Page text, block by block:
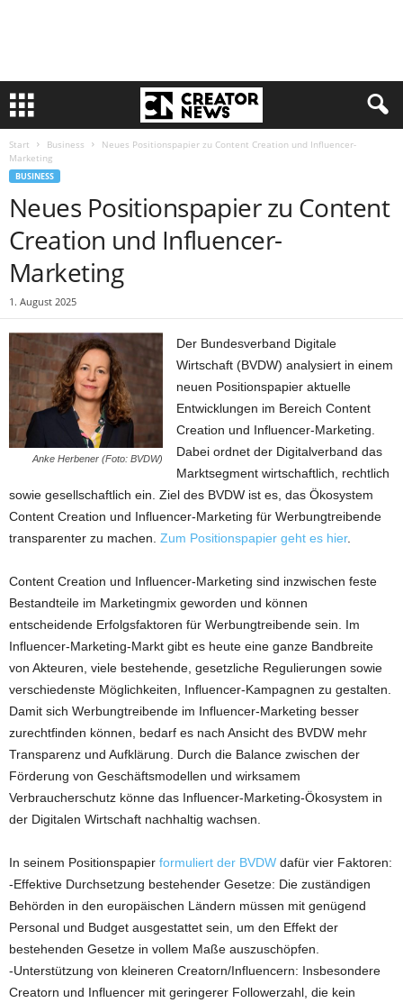
Start Business
Neues Positionspapier zu Content Creation und Influencer-
Marketing
BUSINESS
Neues Positionspapier zu Content
Creation und Influencer-
Marketing
1. August 2025
Anke Herbener (Foto: BVDW)
Der Bundesverband Digitale
Wirtschaft (BVDW) analysiert in einem
neuen Positionspapier aktuelle
Entwicklungen im Bereich Content
Creation und Influencer-Marketing.
Dabei ordnet der Digitalverband das
Marktsegment wirtschaftlich, rechtlich
sowie gesellschaftlich ein. Ziel des BVDW ist es, das Ökosystem
Content Creation und Influencer-Marketing für Werbungtreibende
transparenter zu machen. Zum Positionspapier geht es hier.
Content Creation und Influencer-Marketing sind inzwischen feste
Bestandteile im Marketingmix geworden und können
entscheidende Erfolgsfaktoren für Werbungtreibende sein. Im
Influencer-Marketing-Markt gibt es heute eine ganze Bandbreite
von Akteuren, viele bestehende, gesetzliche Regulierungen sowie
verschiedenste Möglichkeiten, Influencer-Kampagnen zu gestalten.
Damit sich Werbungtreibende im Influencer-Marketing besser
zurechtfinden können, bedarf es nach Ansicht des BVDW mehr
Transparenz und Aufklärung. Durch die Balance zwischen der
Förderung von Geschäftsmodellen und wirksamem
Verbraucherschutz könne das Influencer-Marketing-Ökosystem in
der Digitalen Wirtschaft nachhaltig wachsen.
In seinem Positionspapier formuliert der BVDW dafür vier Faktoren:
-Effektive Durchsetzung bestehender Gesetze: Die zuständigen
Behörden in den europäischen Ländern müssen mit genügend
Personal und Budget ausgestattet sein, um den Effekt der
bestehenden Gesetze in vollem Maße auszuschöpfen.
-Unterstützung von kleineren Creatorn/Influencern: Insbesondere
Creatorn und Influencer mit geringerer Followerzahl, die kein